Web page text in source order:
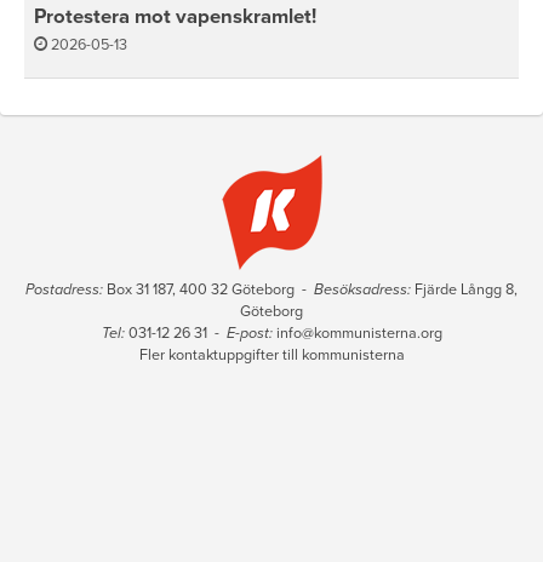
Protestera mot vapenskramlet!
2026-05-13
Postadress: Box 31 187, 400 32 Göteborg - Besöksadress: Fjärde Långg 8,
Göteborg
Tel:031-12 26 31 - E-post: info@kommunisterna.org
Fler kontaktuppgifter till kommunisterna